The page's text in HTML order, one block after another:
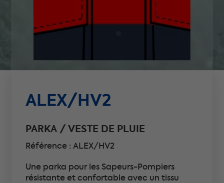
ALEX/HV2
PARKA / VESTE DE PLUIE
Référence : ALEX/HV2
Une parka pour les Sapeurs-Pompiers
résistante et confortable avec un tissu